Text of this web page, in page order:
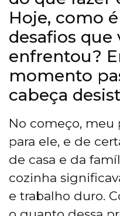
Hoje, como
desafios que
enfrentou?
momento
cabeça
No começo, meu
para ele, e de
de casa e da
cozinha
e trabalho duro.